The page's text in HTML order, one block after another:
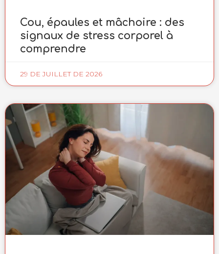
Cou, épaules et mâchoire : des
signaux de stress corporel à
comprendre
29 DE JUILLET DE 2026